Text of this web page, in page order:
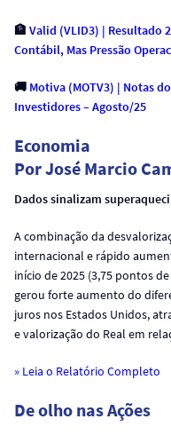
🏦 Valid (VLID3) | Resultado
Contábil, Mas Pressão
🚚 Motiva (MOTV3) | Notas
Investidores – Agosto/25
Economia
Por José Marcio
Dados sinalizam
A combinação da
internacional e rápido
início de 2025 (3,75 pontos
gerou forte aumento do
juros nos Estados Unidos,
e valorização do Real em
» Leia o Relatório Completo
De olho nas Ações